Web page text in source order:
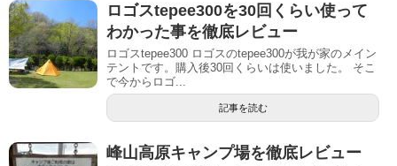
ロゴスtepee300を30回くらい使って
わかった事を徹底レビュー
ロゴスtepee300 ロゴスのtepee300が我が家のメイン
テントです。購入後30回くらいは使いました。 そこ
で今からロゴ...
記事を読む
峰山高原キャンプ場を徹底レビュー